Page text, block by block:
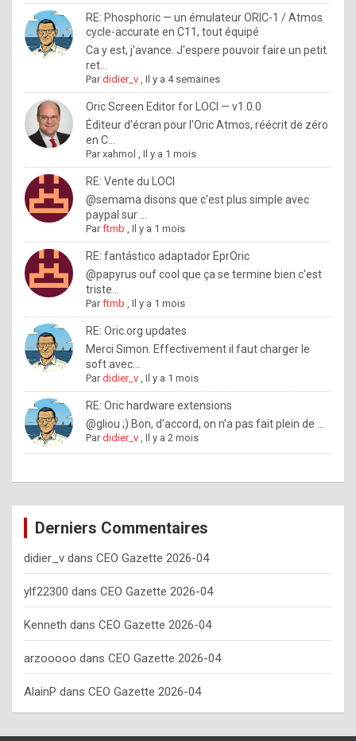
.
I
f
y
o
u
w
a
n
t
o
n
o
w
h
o
w
o
e
y
o
u
s
h
o
RE: Phosphoric — un émulateur ORIC-1 / Atmos
cycle-accurate en C11, tout équipé
Ca y est, j'avance. J'espere pouvoir faire un petit
ret...
Pardidier_v ,Il y a 4 semaines
Oric Screen Editor for LOCI — v1.0.0
Éditeur d'écran pour l'Oric Atmos, réécrit de zéro
en C...
Parxahmol ,Il y a 1 mois
RE: Vente du LOCI
@semama disons que c'est plus simple avec
paypal sur ...
Parftmb ,Il y a 1 mois
RE: fantástico adaptador EprOric
@papyrus ouf cool que ça se termine bien c'est
triste...
Parftmb ,Il y a 1 mois
RE: Oric.org updates
Merci Simon. Effectivement il faut charger le
soft avec...
Pardidier_v ,Il y a 1 mois
RE: Oric hardware extensions
@gliou ;) Bon, d'accord, on n'a pas fait plein de ...
Pardidier_v ,Il y a 2 mois
Derniers Commentaires
didier_v dans CEO Gazette 2026-04
ylf22300 dans CEO Gazette 2026-04
Kenneth dans CEO Gazette 2026-04
arzooooo dans CEO Gazette 2026-04
AlainP dans CEO Gazette 2026-04